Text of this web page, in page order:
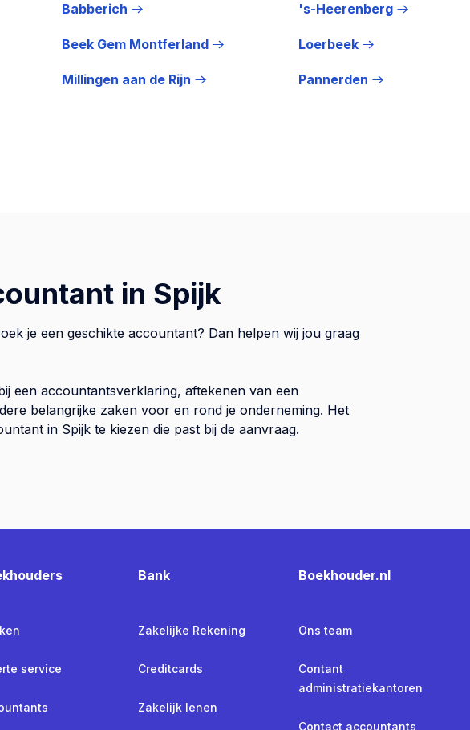
Babberich
Beek Gem Montferland
Millingen aan de Rijn
's-Heerenberg
Loerbeek
Pannerden
in Spijk
je een geschikte accountant? Dan helpen wij jou graag
een accountantsverklaring, aftekenen van een
belangrijke zaken voor en rond je onderneming. Het
in Spijk te kiezen die past bij de aanvraag.
service
Bank
Zakelijke Rekening
Creditcards
Zakelijk lenen
Boekhouder.nl
Ons team
Contant
administratiekantoren
Contact accountants